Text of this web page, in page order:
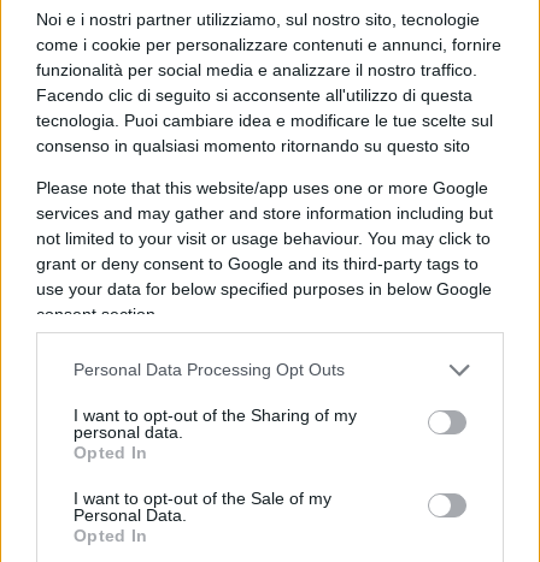
Noi e i nostri partner utilizziamo, sul nostro sito, tecnologie
come i cookie per personalizzare contenuti e annunci, fornire
funzionalità per social media e analizzare il nostro traffico.
Facendo clic di seguito si acconsente all'utilizzo di questa
tecnologia. Puoi cambiare idea e modificare le tue scelte sul
consenso in qualsiasi momento ritornando su questo sito
Please note that this website/app uses one or more Google
services and may gather and store information including but
not limited to your visit or usage behaviour. You may click to
grant or deny consent to Google and its third-party tags to
use your data for below specified purposes in below Google
consent section.
Personal Data Processing Opt Outs
I want to opt-out of the Sharing of my
personal data.
Opted In
I want to opt-out of the Sale of my
Personal Data.
Opted In
duplicare il colpaccio di un panico diffuso in
Occidente, con tutti i danni che ben conosciamo,
per un virus banale, presentato come la peste del
terzo millennio? Tanto è vero che nello studio si
legge che, non essendo questo virus strettamente
correlato a nessun patogeno noto, “il suo effetto
sulle persone non è chiaro e deve essere
ulteriormente valutato.”
sfinimento ivirologi del terrore a proposito del
coronavirus, raccontando la favola nera di un
agente patogeno dai poteri devastanti quasi
è stato adottato come punto di riferimento dal
nostro imbarazzante ministro della Salute,